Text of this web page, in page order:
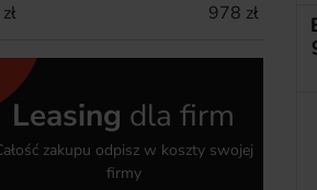
zł 978 zł
Leasing dla firm
zakupu odpisz w koszty swojej
firmy